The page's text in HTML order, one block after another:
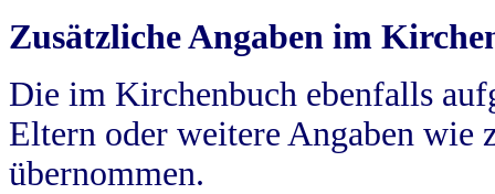
Zusätzliche Angaben im
Die im Kirchenbuch ebenfalls
Eltern oder weitere Angaben wie
übernommen.